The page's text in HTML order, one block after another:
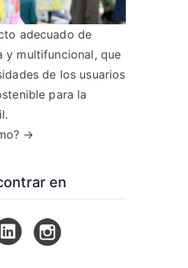
adecuado de
y multifuncional, que
de los usuarios
para la
→
en